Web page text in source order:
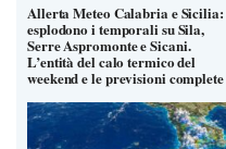
Allerta Meteo Calabria e Sicilia:
esplodono i temporali su Sila,
Serre Aspromonte e Sicani.
L’entità del calo termico del
weekend e le previsioni complete